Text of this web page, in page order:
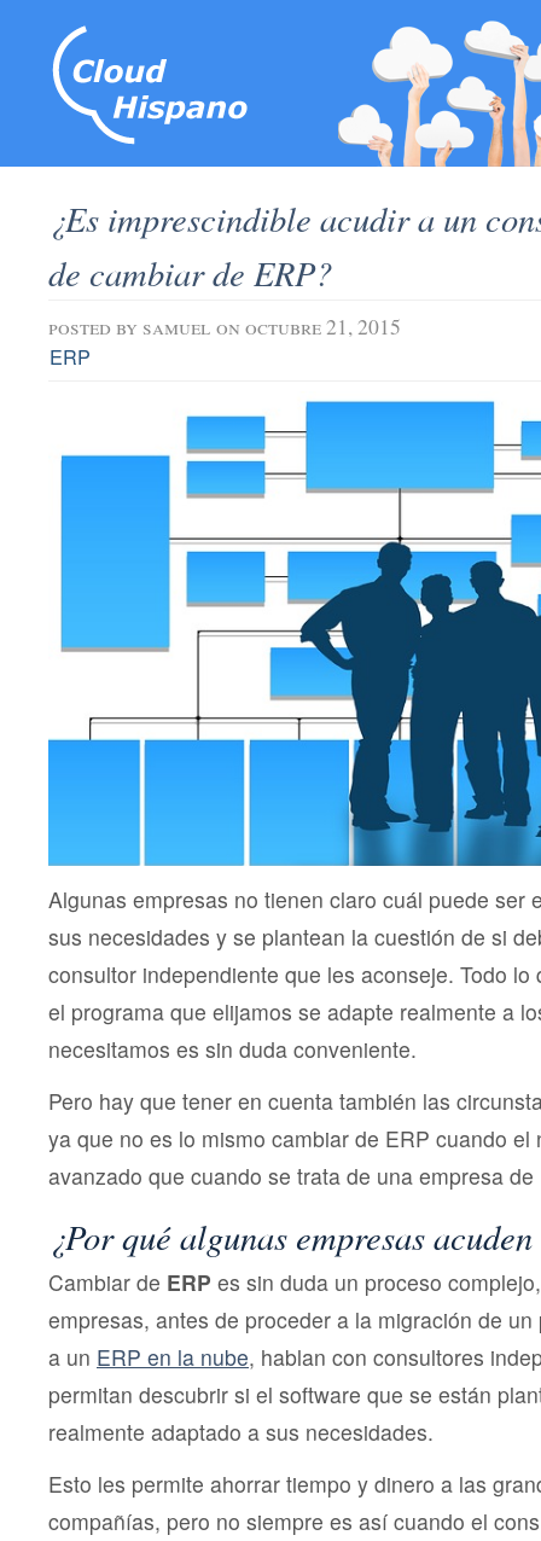
¿Es imprescindible acudir a un
de cambiar de ERP?
posted by samuel on octubre 21, 2015
ERP
Algunas empresas no tienen claro cuál puede ser
sus necesidades y se plantean la cuestión de si
consultor independiente que les aconseje. Todo lo
el programa que elijamos se adapte realmente a
necesitamos es sin duda conveniente.
Pero hay que tener en cuenta también las
ya que no es lo mismo cambiar de ERP cuando el
avanzado que cuando se trata de una empresa
¿Por qué algunas empresas
Cambiar de ERP es sin duda un proceso
empresas, antes de proceder a la migración de
a un ERP en la nube, hablan con consultores
permitan descubrir si el software que se están
realmente adaptado a sus necesidades.
Esto les permite ahorrar tiempo y dinero a las
compañías, pero no siempre es así cuando el